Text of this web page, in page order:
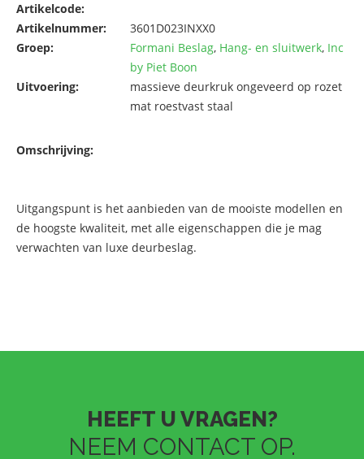
Artikelcode:
Artikelnummer:
3601D023INXX0
Groep:
Formani Beslag, Hang- en sluitwerk, Inc
by Piet Boon
Uitvoering:
massieve deurkruk ongeveerd op rozet
mat roestvast staal
Omschrijving:
Uitgangspunt is het aanbieden van de mooiste modellen en
de hoogste kwaliteit, met alle eigenschappen die je mag
verwachten van luxe deurbeslag.
HEEFT U VRAGEN?
NEEM CONTACT OP.